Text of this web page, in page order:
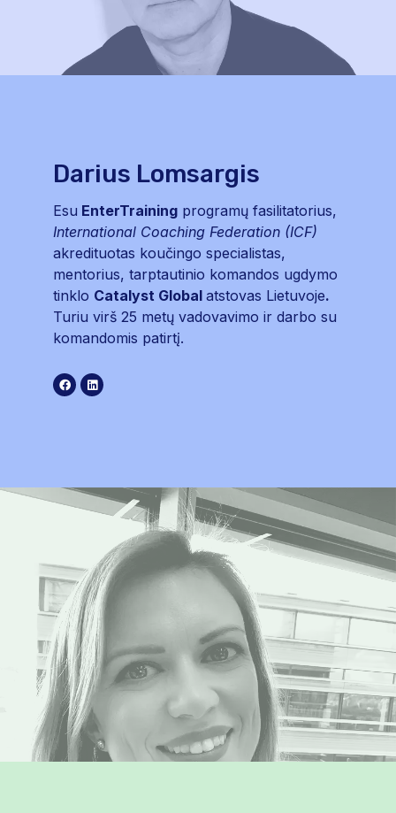
Darius Lomsargis
Esu EnterTraining programų fasilitatorius,
International Coaching Federation (ICF)
akredituotas koučingo specialistas,
mentorius, tarptautinio komandos ugdymo
tinklo Catalyst Global atstovas Lietuvoje.
Turiu virš 25 metų vadovavimo ir darbo su
komandomis patirtį.